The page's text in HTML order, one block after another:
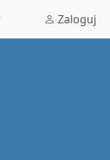
Zaloguj